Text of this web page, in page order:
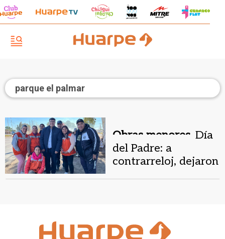
parque el palmar
Obras menores. Día
del Padre: a
contrarreloj, dejaron